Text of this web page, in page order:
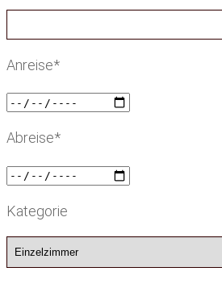
Anreise*
Abreise*
Kategorie